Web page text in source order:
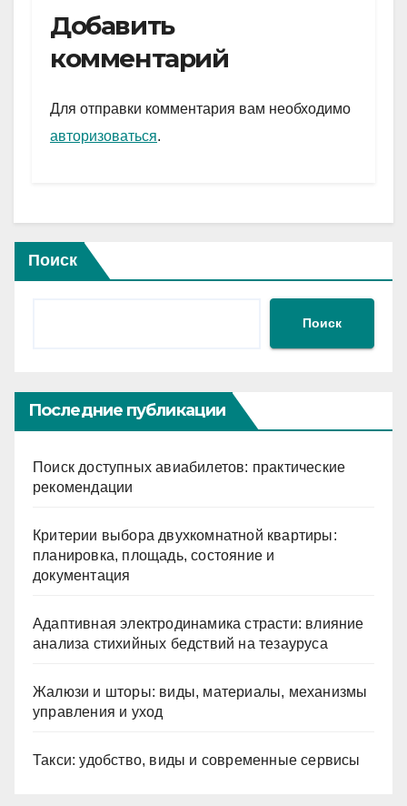
e
gr
a
m
er
s
A
p
и
Добавить
комментарий
Для отправки комментария вам необходимо
авторизоваться.
Поиск
Поиск
Последние публикации
Поиск доступных авиабилетов: практические
рекомендации
Критерии выбора двухкомнатной квартиры:
планировка, площадь, состояние и
документация
Адаптивная электродинамика страсти: влияние
анализа стихийных бедствий на тезауруса
Жалюзи и шторы: виды, материалы, механизмы
управления и уход
Такси: удобство, виды и современные сервисы